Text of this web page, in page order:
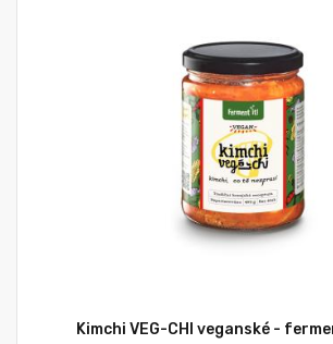
Kimchi VEG-CHI veganské -